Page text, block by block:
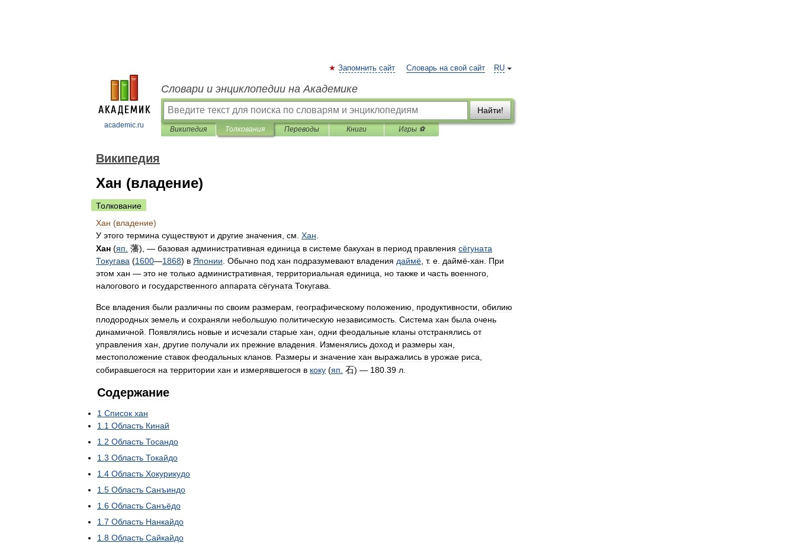
academic.ru
RU
Запомнить сайт Словарь на свой сайт
Словари и энциклопедии на Академике
Найти!
Википедия Толкования Переводы Книги Игры ⚽
Википедия
Хан (владение)
Толкование
Хан (владение)
У этого термина существуют и другие значения см Хан
Хан (яп 藩), — базовая административная единица в системе бакухан в период правления сёгуната
Токугава (1600—1868) в Японии Обычно под хан подразумевают владения даймё т. е даймё-хан
При
этом хан — это не только административная территориальная единица но также и часть военного
налогового и государственного аппарата сёгуната Токугава
Все владения были различны по своим размерам географическому положению продуктивности обилию
плодородных земель и сохраняли небольшую политическую независимость Система хан была очень
динамичной
Появлялись новые и исчезали старые хан одни феодальные кланы отстранялись от
управления хан другие получали их прежние владения Изменялись доход и размеры хан
местоположение ставок феодальных кланов Размеры и значение хан выражались в урожае риса
собиравшегося на территории хан и измерявшегося в коку (яп 石) — 180 39 л
Содержание
1 Список хан
1 1 Область Кинай
1 2 Область Тосандо
1 3 Область Токайдо
1 4 Область Хокурикудо
1 5 Область Санъиндо
1 6 Область Санъёдо
1 7 Область Нанкайдо
1 8 Область Сайкайдо